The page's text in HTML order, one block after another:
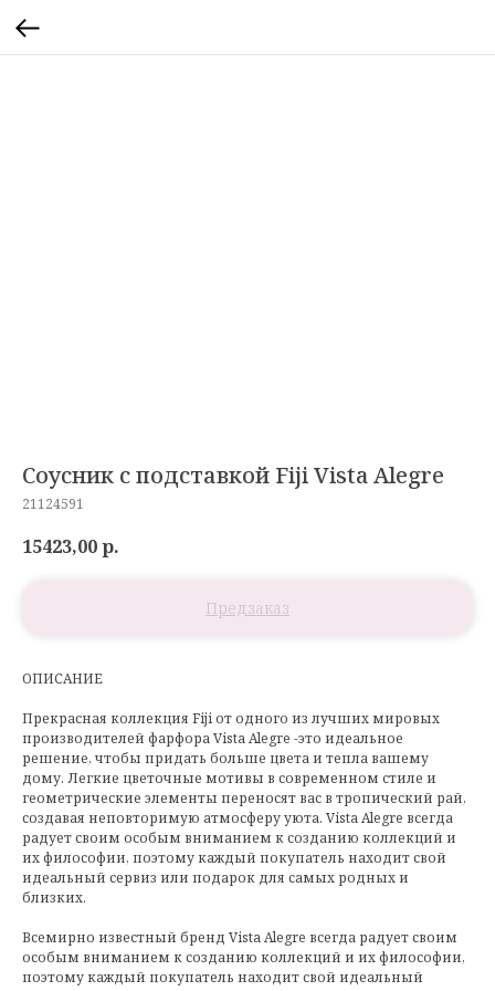
Соусник с подставкой Fiji Vista Alegre
21124591
15423,00р.
ОПИСАНИЕ
Прекрасная коллекция Fiji от одного из лучших мировых
производителей фарфора Vista Alegre -это идеальное
решение, чтобы придать больше цвета и тепла вашему
дому. Легкие цветочные мотивы в современном стиле и
геометрические элементы переносят вас в тропический рай,
создавая неповторимую атмосферу уюта. Vista Alegre всегда
радует своим особым вниманием к созданию коллекций и
их философии, поэтому каждый покупатель находит свой
идеальный сервиз или подарок для самых родных и
близких.
Всемирно известный бренд Vista Alegre всегда радует своим
особым вниманием к созданию коллекций и их философии,
поэтому каждый покупатель находит свой идеальный